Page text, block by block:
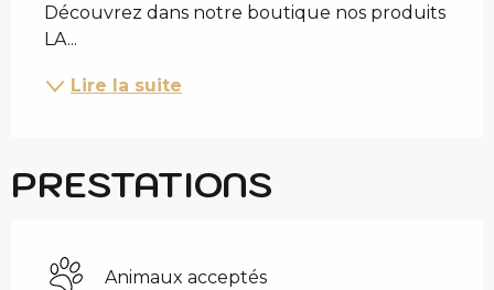
Découvrez dans notre boutique nos produits
LA...
Lire la suite
PRESTATIONS
Animaux acceptés